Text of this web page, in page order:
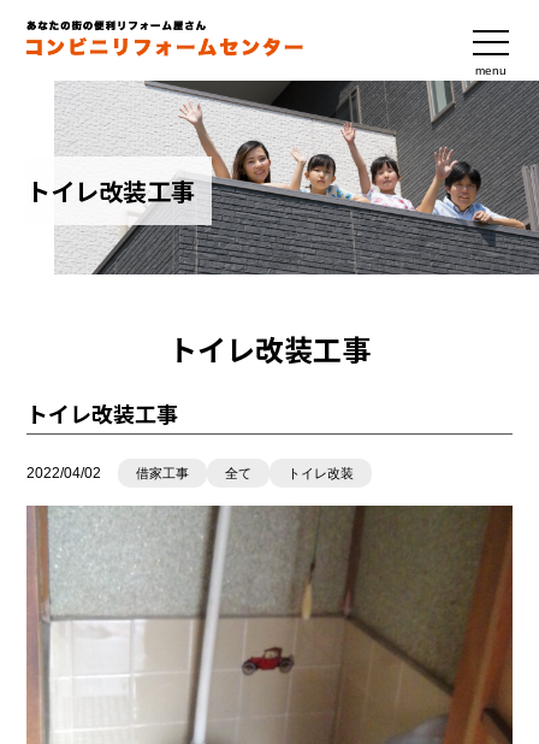
menu
トイレ改装工事
トイレ改装工事
トイレ改装工事
2022/04/02 借家工事 全て トイレ改装